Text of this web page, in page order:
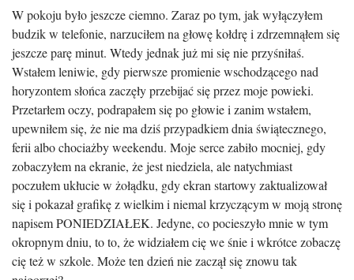
W pokoju było jeszcze ciemno. Zaraz po tym, jak wyłączyłem
budzik w telefonie, narzuciłem na głowę kołdrę i zdrzemnąłem się
jeszcze parę minut. Wtedy jednak już mi się nie przyśniłaś.
Wstałem leniwie, gdy pierwsze promienie wschodzącego nad
horyzontem słońca zaczęły przebijać się przez moje powieki.
Przetarłem oczy, podrapałem się po głowie i zanim wstałem,
upewniłem się, że nie ma dziś przypadkiem dnia świątecznego,
ferii albo chociażby weekendu. Moje serce zabiło mocniej, gdy
zobaczyłem na ekranie, że jest niedziela, ale natychmiast
poczułem ukłucie w żołądku, gdy ekran startowy zaktualizował
się i pokazał grafikę z wielkim i niemal krzyczącym w moją stronę
napisem PONIEDZIAŁEK. Jedyne, co pocieszyło mnie w tym
okropnym dniu, to to, że widziałem cię we śnie i wkrótce zobaczę
cię też w szkole. Może ten dzień nie zaczął się znowu tak